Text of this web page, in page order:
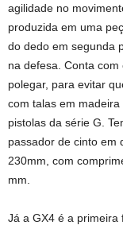
agilidade no
produzida em uma
do dedo em segunda
na defesa. Conta
polegar, para evitar
com talas em
pistolas da série G.
passador de cinto em
230mm, com
mm.
Já a GX4 é a primeira